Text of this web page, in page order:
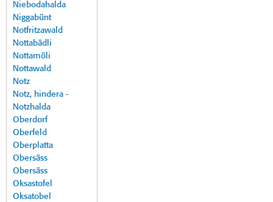
Niebodahalda
Niggabünt
Notfritzawald
Nottabädli
Nottamöli
Nottawald
Notz
Notz, hindera -
Notzhalda
Oberdorf
Oberfeld
Oberplatta
Obersäss
Obersäss
Oksastofel
Oksatobel